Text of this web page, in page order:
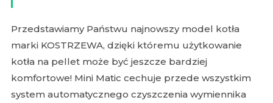
Przedstawiamy Państwu najnowszy model kotła
marki KOSTRZEWA, dzięki któremu użytkowanie
kotła na pellet może być jeszcze bardziej
komfortowe! Mini Matic cechuje przede wszystkim
system automatycznego czyszczenia wymiennika